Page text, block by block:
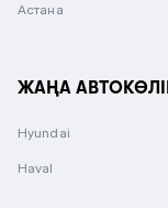
Астана
ЖАҢА
Hyundai
Haval